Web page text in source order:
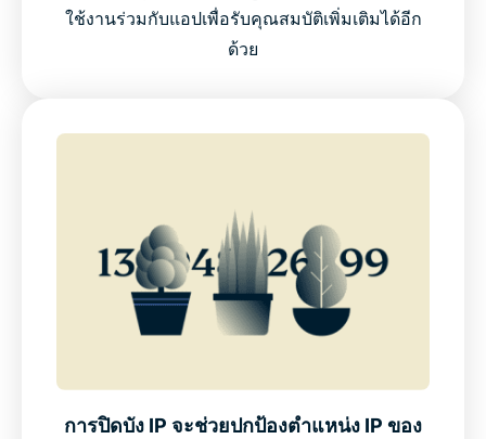
ใช้งานร่วมกับแอปเพื่อรับคุณสมบัติเพิ่มเติมได้อีก
ด้วย
การปิดบัง IP จะช่วยปกป้องตำแหน่ง IP ของ